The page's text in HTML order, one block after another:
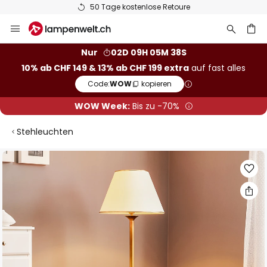
50 Tage kostenlose Retoure
Inhalt
Nur
02D 09H 05M 37S
10% ab CHF 149 & 13% ab CHF 199 extra auf fast alles
Code:WOW kopieren
WOW Week:Bis zu -70%
Stehleuchten
Zum
springen